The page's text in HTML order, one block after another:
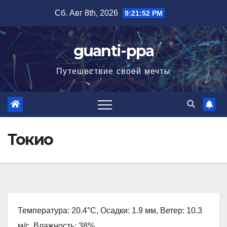
содержимому
Сб. Авг 8th, 2026 9:21:53 PM
guanti-ppa
Путешествие своей мечты
Токио
Температура: 20.4°C, Осадки: 1.9 мм, Ветер: 10.3